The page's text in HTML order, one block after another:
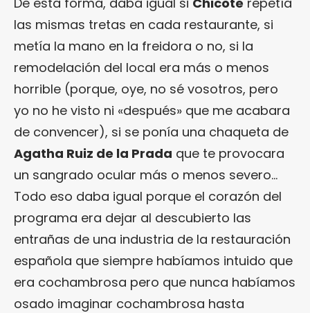
las mismas tretas en cada restaurante, si
metía la mano en la freidora o no, si la
remodelación del local era más o menos
horrible (porque, oye, no sé vosotros, pero
yo no he visto ni «después» que me acabara
de convencer), si se ponía una chaqueta de
Agatha Ruiz de la Prada que te provocara
un sangrado ocular más o menos severo…
Todo eso daba igual porque el corazón del
programa era dejar al descubierto las
entrañas de una industria de la restauración
española que siempre habíamos intuido que
era cochambrosa pero que nunca habíamos
osado imaginar cochambrosa hasta